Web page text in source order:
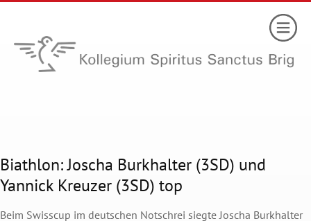
Biathlon: Joscha Burkhalter (3SD) und
Yannick Kreuzer (3SD) top
Beim Swisscup im deutschen Notschrei siegte Joscha Burkhalter